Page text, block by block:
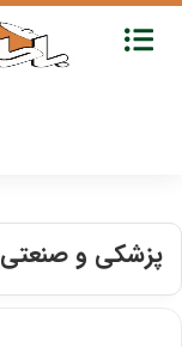
پزشکی و صنعتی